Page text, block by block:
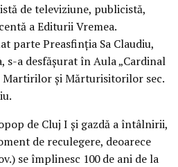
de televiziune, publicistă,
a Editurii Vremea.
parte Preasfinția Sa Claudiu,
s-a desfășurat în Aula „Cardinal
Martirilor și Mărturisitorilor sec.
de Cluj I și gazdă a întâlnirii,
de reculegere, deoarece
se împlinesc 100 de ani de la